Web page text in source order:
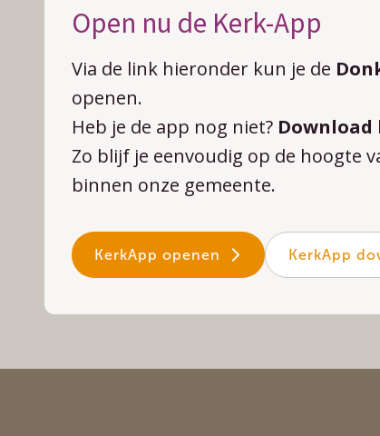
Open nu de Kerk-App
Via de link hieronder kun je de
openen.
Heb je de app nog niet? Download
Zo blijf je eenvoudig op de hoogte
binnen onze gemeente.
KerkApp openen KerkApp